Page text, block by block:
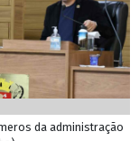
da administração